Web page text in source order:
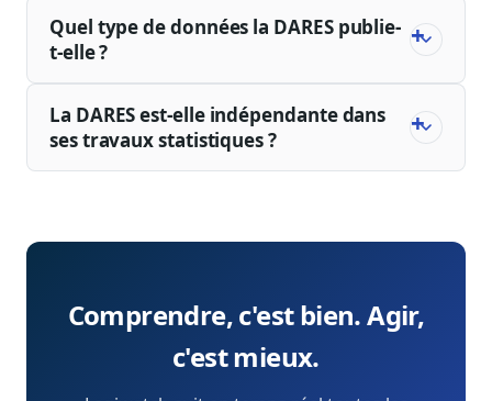
Quel type de données la DARES publie-
t-elle ?
La DARES est-elle indépendante dans
ses travaux statistiques ?
Comprendre, c'est bien. Agir,
c'est mieux.